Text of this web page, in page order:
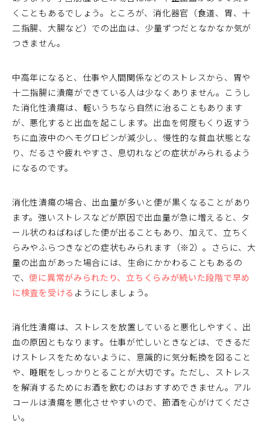
くこともあるでしょう。ところが、消化器官（食道、胃、十
二指腸、大腸など）での出血は、少量ずつだとなかなか気が
つきません。
中高年になると、仕事や人間関係などのストレスから、胃や
十二指腸に潰瘍ができている人は少なくありません。こうし
た消化性潰瘍は、軽いうちなら自然に治ることもあります
が、悪化すると出血を起こします。出血を何度もくり返すう
ちに血液中のヘモグロビンが減少し、慢性的な貧血状態とな
り、だるさや疲れやすさ、息切れなどの症状がみられるよう
になるのです。
消化性潰瘍の場合、出血量が多いと便が黒くなることがあり
ます。強いストレスなどが原因で出血量が急に増えると、タ
ール状のねばねばした便が出ることもあり、加えて、立ちく
らみやふらつきなどの症状もみられます（※2）。さらに、大
量の出血があった場合には、生命にかかわることもあるの
で、便に異常がみられたり、立ちくらみが続いた段階で早め
に検査を受ける ようにしましょう。
消化性潰瘍は、ストレスを放置していると悪化しやすく、出
血の原因ともなります。仕事が忙しいときなどは、できるだ
けストレスをためないように、意識的に気分転換を図ること
や、睡眠をしっかりとることが大切です。ただし、ストレス
を解消するためにお酒を飲むのはおすすめできません。アル
コールは潰瘍を悪化させやすいので、節酒を心がけてくださ
い。